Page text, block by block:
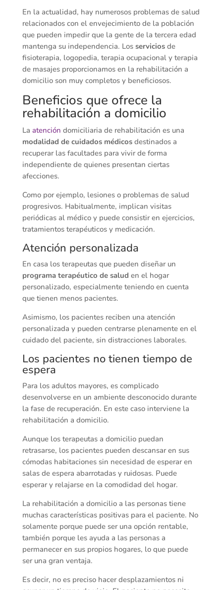
En la actualidad, hay numerosos problemas de salud
relacionados con el envejecimiento de la población
que pueden impedir que la gente de la tercera edad
mantenga su independencia. Los serviciosde
fisioterapia, logopedia, terapia ocupacional y terapia
de masajes proporcionamos en la rehabilitación a
domicilio son muy completos y beneficiosos.
Beneficios que ofrece la
rehabilitación a domicilio
La atención domiciliaria de rehabilitación es una
modalidad de cuidados médicosdestinados a
recuperar las facultades para vivir de forma
independiente de quienes presentan ciertas
afecciones.
Como por ejemplo, lesiones o problemas de salud
progresivos. Habitualmente, implican visitas
periódicas al médico y puede consistir en ejercicios,
tratamientos terapéuticos y medicación.
Atención personalizada
En casa los terapeutas que pueden diseñar un
programa terapéutico de salud en el hogar
personalizado, especialmente teniendo en cuenta
que tienen menos pacientes.
Asimismo, los pacientes reciben una atención
personalizada y pueden centrarse plenamente en el
cuidado del paciente, sin distracciones laborales.
Los pacientes no tienen tiempo de
espera
Para los adultos mayores, es complicado
desenvolverse en un ambiente desconocido durante
la fase de recuperación. En este caso interviene la
rehabilitación a domicilio.
Aunque los terapeutas a domicilio puedan
retrasarse, los pacientes pueden descansar en sus
cómodas habitaciones sin necesidad de esperar en
salas de espera abarrotadas y ruidosas. Puede
esperar y relajarse en la comodidad del hogar.
La rehabilitación a domicilio a las personas tiene
muchas características positivas para el paciente. No
solamente porque puede ser una opción rentable,
también porque les ayuda a las personas a
permanecer en sus propios hogares, lo que puede
ser una gran ventaja.
Es decir, no es preciso hacer desplazamientos ni